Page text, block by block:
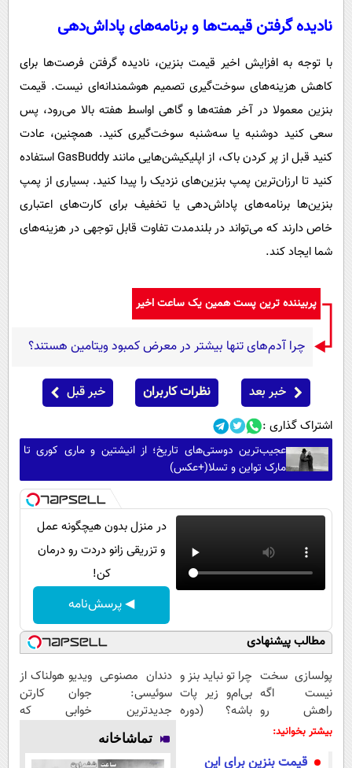
نادیده گرفتن قیمت‌ها و برنامه‌های پاداش‌دهی
با توجه به افزایش اخیر قیمت بنزین، نادیده گرفتن فرصت‌ها برای
کاهش هزینه‌های سوخت‌گیری تصمیم هوشمندانه‌ای نیست. قیمت
بنزین معمولا در آخر هفته‌ها و گاهی اواسط هفته بالا می‌رود، پس
سعی کنید دوشنبه یا سه‌شنبه سوخت‌گیری کنید. همچنین، عادت
کنید قبل از پر کردن باک، از اپلیکیشن‌هایی مانند GasBuddy استفاده
کنید تا ارزان‌ترین پمپ بنزین‌های نزدیک را پیدا کنید. بسیاری از پمپ
بنزین‌ها برنامه‌های پاداش‌دهی یا تخفیف برای کارت‌های اعتباری
خاص دارند که می‌تواند در بلندمدت تفاوت قابل توجهی در هزینه‌های
شما ایجاد کند.
پربیننده ترین پست همین یک ساعت اخیر
چرا آدم‌های تنها بیشتر در معرض کمبود ویتامین هستند؟
خبر بعد نظرات کاربران خبر قبل
اشتراک گذاری :
عجیب‌ترین دوستی‌های تاریخ؛ از انیشتین و ماری کوری تا
مارک تواین و تسلا(+عکس)
در منزل بدون هیچگونه عمل
و تزریقی زانو دردت رو درمان
کن!
◀ پرسش‌نامه
مطالب پیشنهادی
پولسازی سخت
نیست اگه
راهش رو
بدونی! " دوره
چرا تو نباید بنز و
بی‌ام‌و زیر پات
باشه؟ (دوره
دندان مصنوعی
سوئیسی:
جدیدترین
فناوری اروپا،
سبک و مقاوم |
پرداخت قسطی
ویدیو هولناک از
جوان کارتن
خوابی که
بیشتر بخوانید:
قیمت بنزین برای این
تماشاخانه